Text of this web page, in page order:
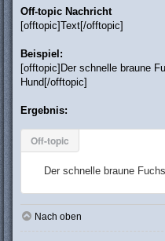
Off-topic Nachricht
[offtopic]Text[/offtopic]
Beispiel:
[offtopic]Der schnelle braune
Hund[/offtopic]
Ergebnis:
Off-topic
Der schnelle braune
Nach oben